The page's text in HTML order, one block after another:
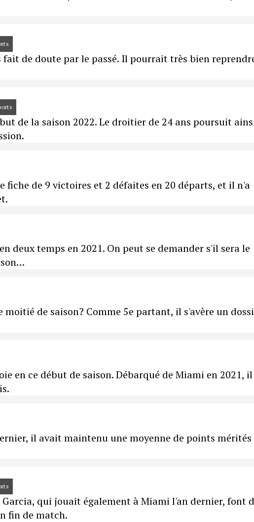
fait de doute par le passé. Il pourrait très bien
de la saison 2022. Le droitier de 24 ans poursuit
fiche de 9 victoires et 2 défaites en 20 départs, et il n'a
deux temps en 2021. On peut se demander s'il sera le
de saison? Comme 5e partant, il s'avère un
en ce début de saison. Débarqué de Miami en 2021, il
il avait maintenu une moyenne de points mérités
qui jouait également à Miami l'an dernier, font
fin de match.